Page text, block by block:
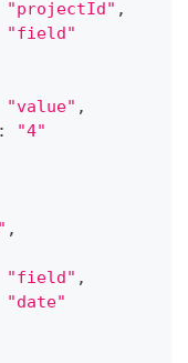
"projectId" ,
"field"
"value" ,
:
"4"
,
"field" ,
"date"